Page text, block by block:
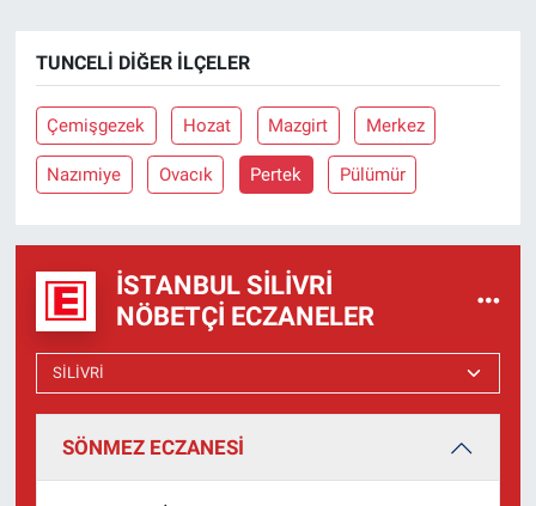
TUNCELI DIĞER İLÇELER
Çemişgezek Hozat Mazgirt Merkez
Nazımiye Ovacık Pertek Pülümür
İSTANBUL SILIVRI
NÖBETÇI ECZANELER
SÖNMEZ ECZANESİ